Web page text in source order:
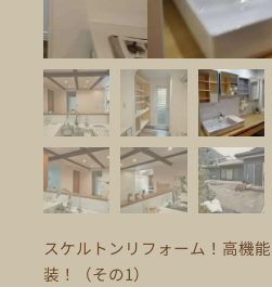
スケルトンリフォーム！高機
装！（その1）